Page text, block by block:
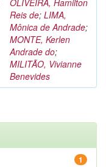
OLIVEIRA, Hamilton
Reis de; LIMA,
Mônica de Andrade;
MONTE, Kerlen
Andrade do;
MILITÃO, Vivianne
Benevides
1